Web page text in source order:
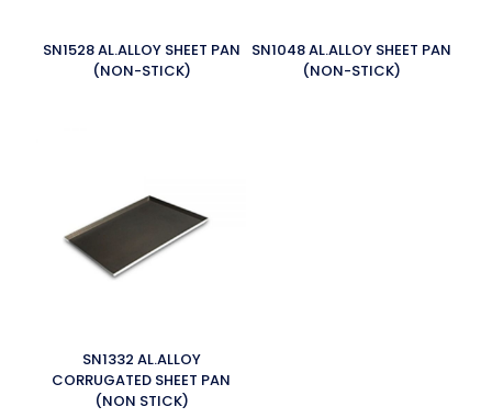
SN1528 AL.ALLOY SHEET PAN
(NON-STICK)
SN1048 AL.ALLOY SHEET PAN
(NON-STICK)
SN1332 AL.ALLOY
CORRUGATED SHEET PAN
(NON STICK)